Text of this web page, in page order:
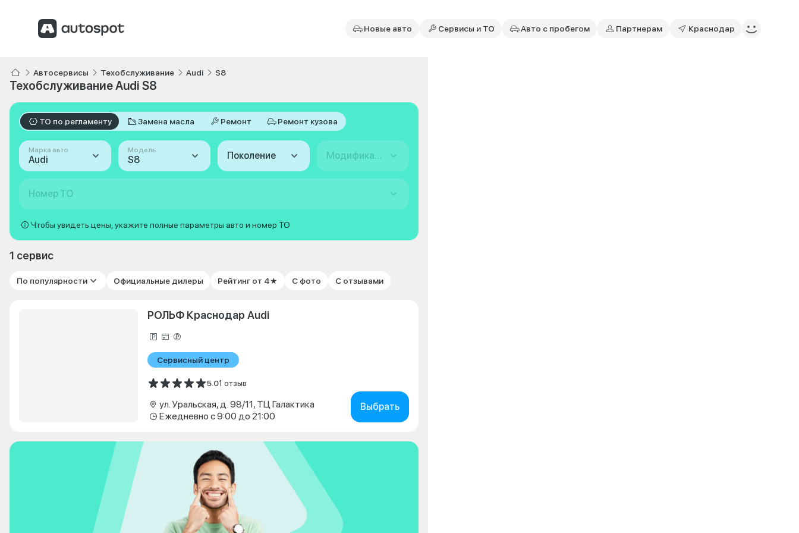
Новые авто Сервисы и ТО Авто с пробегом Партнерам Краснодар
Автосервисы Техобслуживание Audi S8
Техобслуживание Audi S8
ТО по регламенту Замена масла Ремонт Ремонт кузова
Марка авто
Audi
Модель
S8 Поколение Модификация
Номер ТО
Чтобы увидеть цены, укажите полные параметры авто и номер ТО
1 сервис
По популярности Официальные дилеры Рейтинг от 4★ С фото С отзывами
РОЛЬФ Краснодар Audi
Сервисный центр
5.01 отзыв
ул. Уральская, д. 98/11, ТЦ Галактика
Ежедневно с 9:00 до 21:00
Выбрать